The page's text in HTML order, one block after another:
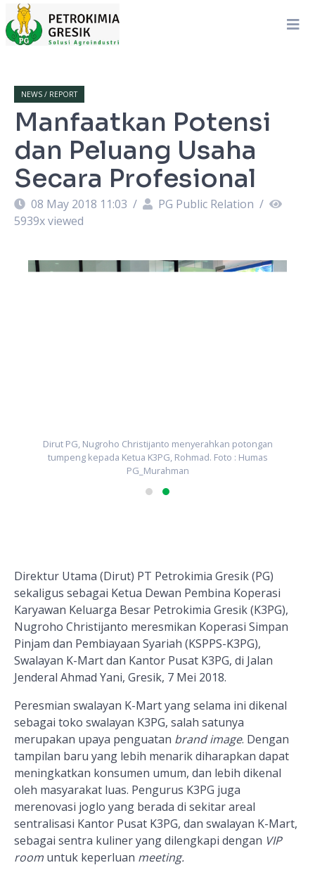
NEWS / REPORT
Manfaatkan Potensi
dan Peluang Usaha
Secara Profesional
08 May 2018 11:03 / PG Public Relation /
5939x viewed
Dirut PG, Nugroho Christijanto menyerahkan potongan
tumpeng kepada Ketua K3PG, Rohmad. Foto : Humas
PG_Murahman
Direktur Utama (Dirut) PT Petrokimia Gresik (PG)
sekaligus sebagai Ketua Dewan Pembina Koperasi
Karyawan Keluarga Besar Petrokimia Gresik (K3PG),
Nugroho Christijanto meresmikan Koperasi Simpan
Pinjam dan Pembiayaan Syariah (KSPPS-K3PG),
Swalayan K-Mart dan Kantor Pusat K3PG, di Jalan
Jenderal Ahmad Yani, Gresik, 7 Mei 2018.
Peresmian swalayan K-Mart yang selama ini dikenal
sebagai toko swalayan K3PG, salah satunya
merupakan upaya penguatan brand image. Dengan
tampilan baru yang lebih menarik diharapkan dapat
meningkatkan konsumen umum, dan lebih dikenal
oleh masyarakat luas. Pengurus K3PG juga
merenovasi joglo yang berada di sekitar areal
sentralisasi Kantor Pusat K3PG, dan swalayan K-Mart,
sebagai sentra kuliner yang dilengkapi dengan VIP
room untuk keperluan meeting.